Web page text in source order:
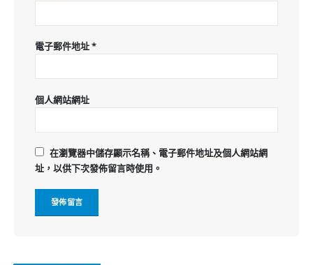
電子郵件地址*
個人網站網址
在瀏覽器中儲存顯示名稱、電子郵件地址及個人網站網
址，以供下次發佈留言時使用。